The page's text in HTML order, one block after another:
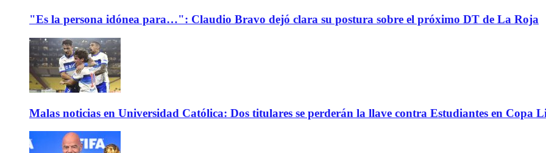
"Es la persona idónea para…": Claudio Bravo dejó clara su postura sobre el próximo DT de La Roja
Malas noticias en Universidad Católica: Dos titulares se perderán la llave contra Estudiantes en Copa